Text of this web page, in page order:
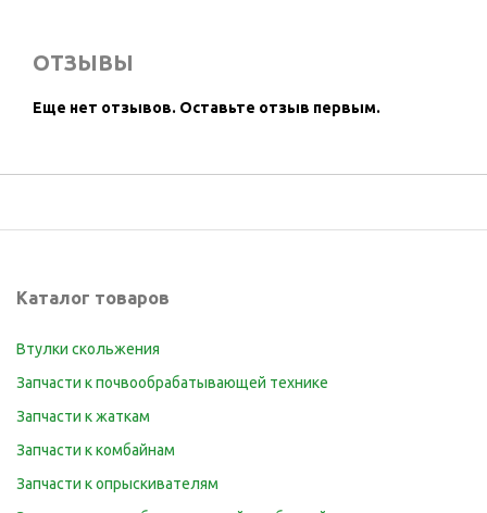
ОТЗЫВЫ
Еще нет отзывов. Оставьте отзыв первым.
Каталог товаров
Втулки скольжения
Запчасти к почвообрабатывающей технике
Запчасти к жаткам
Запчасти к комбайнам
Запчасти к опрыскивателям